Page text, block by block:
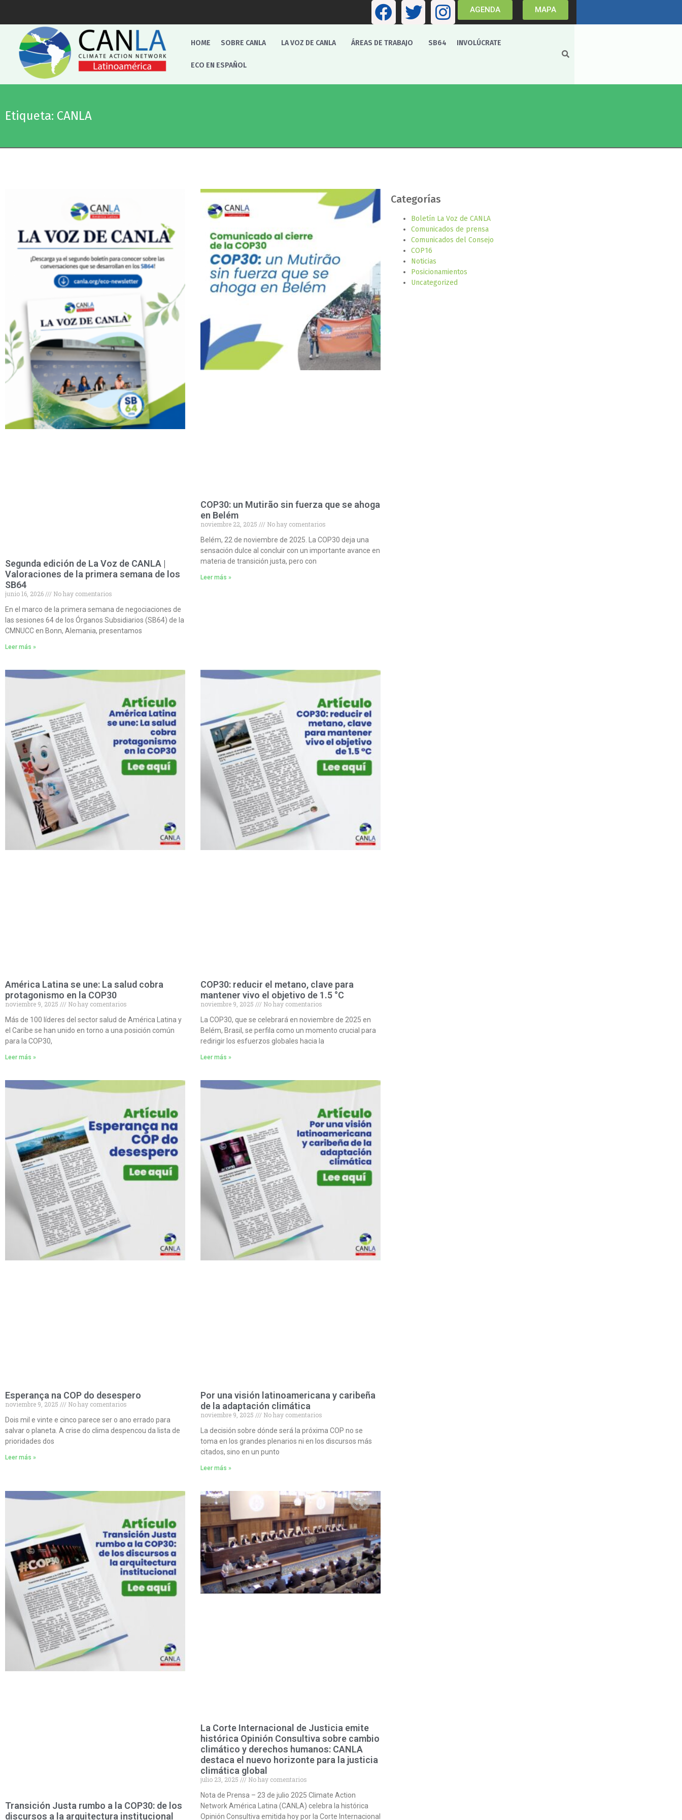
AGENDA MAPA
HOME SOBRE CANLA LA VOZ DE CANLA ÁREAS DE TRABAJO SB64 INVOLÚCRATE
ECO EN ESPAÑOL
Etiqueta: CANLA
Segunda edición de La Voz de CANLA |
Valoraciones de la primera semana de los
SB64
junio 16, 2026
No hay comentarios
En el marco de la primera semana de negociaciones de
las sesiones 64 de los Órganos Subsidiarios (SB64) de la
CMNUCC en Bonn, Alemania, presentamos
Leer más »
COP30: un Mutirão sin fuerza que se ahoga
en Belém
noviembre 22, 2025
No hay comentarios
Belém, 22 de noviembre de 2025. La COP30 deja una
sensación dulce al concluir con un importante avance en
materia de transición justa, pero con
Leer más »
América Latina se une: La salud cobra
protagonismo en la COP30
noviembre 9, 2025
No hay comentarios
Más de 100 líderes del sector salud de América Latina y
el Caribe se han unido en torno a una posición común
para la COP30,
Leer más »
COP30: reducir el metano, clave para
mantener vivo el objetivo de 1.5 °C
noviembre 9, 2025
No hay comentarios
La COP30, que se celebrará en noviembre de 2025 en
Belém, Brasil, se perfila como un momento crucial para
redirigir los esfuerzos globales hacia la
Leer más »
Esperança na COP do desespero
noviembre 9, 2025
No hay comentarios
Dois mil e vinte e cinco parece ser o ano errado para
salvar o planeta. A crise do clima despencou da lista de
prioridades dos
Leer más »
Por una visión latinoamericana y caribeña
de la adaptación climática
noviembre 9, 2025
No hay comentarios
La decisión sobre dónde será la próxima COP no se
toma en los grandes plenarios ni en los discursos más
citados, sino en un punto
Leer más »
Transición Justa rumbo a la COP30: de los
discursos a la arquitectura institucional
La Corte Internacional de Justicia emite
histórica Opinión Consultiva sobre cambio
climático y derechos humanos: CANLA
destaca el nuevo horizonte para la justicia
climática global
julio 23, 2025
No hay comentarios
Nota de Prensa – 23 de julio 2025 Climate Action
Network América Latina (CANLA) celebra la histórica
Opinión Consultiva emitida hoy por la Corte Internacional
Categorías
Boletín La Voz de CANLA
Comunicados de prensa
Comunicados del Consejo
COP16
Noticias
Posicionamientos
Uncategorized